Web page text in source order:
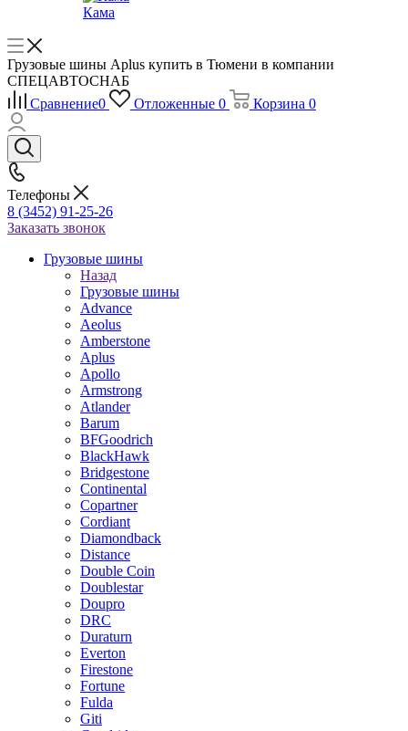
Кама
Грузовые шины Aplus купить в Тюмени в компании
СПЕЦАВТОСНАБ
Сравнение0 Отложенные 0 Корзина 0
Телефоны
8 (3452) 91-25-26
Заказать звонок
Грузовые шины
Назад
Грузовые шины
Advance
Aeolus
Amberstone
Aplus
Apollo
Armstrong
Atlander
Barum
BFGoodrich
BlackHawk
Bridgestone
Continental
Copartner
Cordiant
Diamondback
Distance
Double Coin
Doublestar
Doupro
DRC
Duraturn
Everton
Firestone
Fortune
Fulda
Giti